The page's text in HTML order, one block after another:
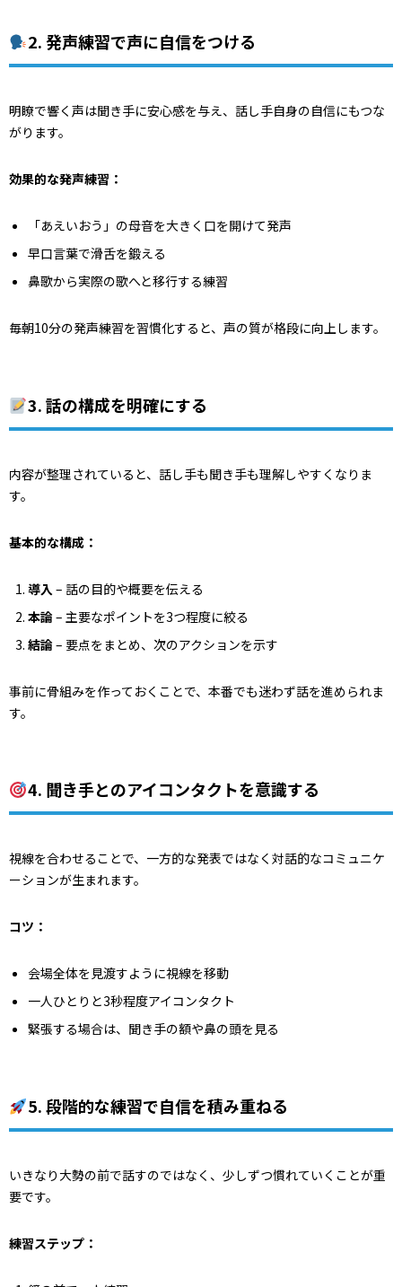
2. 発声練習で声に自信をつける
明瞭で響く声は聞き手に安心感を与え、話し手自身の自信にもつな
がります。
効果的な発声練習：
「あえいおう」の母音を大きく口を開けて発声
早口言葉で滑舌を鍛える
鼻歌から実際の歌へと移行する練習
毎朝10分の発声練習を習慣化すると、声の質が格段に向上します。
3. 話の構成を明確にする
内容が整理されていると、話し手も聞き手も理解しやすくなりま
す。
基本的な構成：
導入 – 話の目的や概要を伝える
本論 – 主要なポイントを3つ程度に絞る
結論 – 要点をまとめ、次のアクションを示す
事前に骨組みを作っておくことで、本番でも迷わず話を進められま
す。
4. 聞き手とのアイコンタクトを意識する
視線を合わせることで、一方的な発表ではなく対話的なコミュニケ
ーションが生まれます。
コツ：
会場全体を見渡すように視線を移動
一人ひとりと3秒程度アイコンタクト
緊張する場合は、聞き手の額や鼻の頭を見る
5. 段階的な練習で自信を積み重ねる
いきなり大勢の前で話すのではなく、少しずつ慣れていくことが重
要です。
練習ステップ：